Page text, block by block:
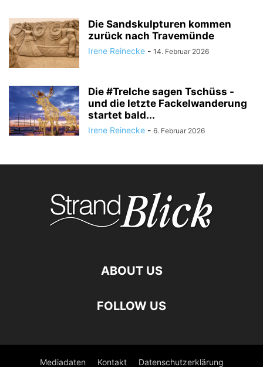
Die Sandskulpturen kommen
zurück nach Travemünde
Irene Reinecke - 14. Februar 2026
Die #Trelche sagen Tschüss -
und die letzte Fackelwanderung
startet bald...
Irene Reinecke - 6. Februar 2026
ABOUT US
FOLLOW US
Mediadaten Kontakt Datenschutzerklärung